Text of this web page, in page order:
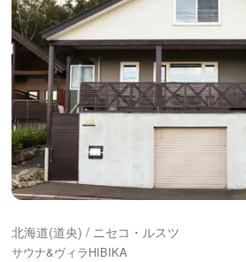
北海道(道央) / ニセコ・ルスツ
サウナ&ヴィラHIBIKA